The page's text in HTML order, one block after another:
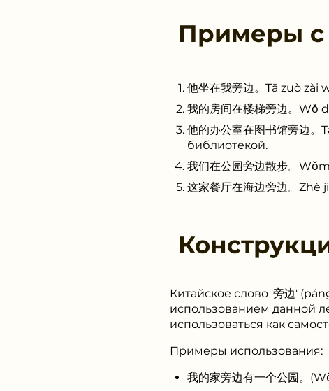
Примеры с
他坐在我旁边。Tā zuò
我的房间在楼梯旁边。
他的办公室在图书馆旁边
библиотекой.
我们在公园旁边散步。
这家餐厅在海边旁边。
Китайское слово '旁边'
использованием данной
использоваться как
Примеры использования:
我的家旁边有一个公园。